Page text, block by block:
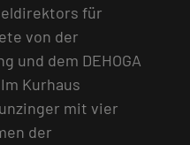
für
von der
und dem DEHOGA
Kurhaus
mit vier
der